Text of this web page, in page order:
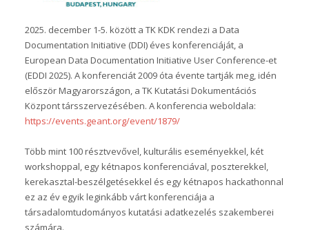
2025. december 1-5. között a TK KDK rendezi a Data
Documentation Initiative (DDI) éves konferenciáját, a
European Data Documentation Initiative User Conference-et
(EDDI 2025). A konferenciát 2009 óta évente tartják meg, idén
először Magyarországon, a TK Kutatási Dokumentációs
Központ társszervezésében. A konferencia weboldala:
https://events.geant.org/event/1879/
Több mint 100 résztvevővel, kulturális eseményekkel, két
workshoppal, egy kétnapos konferenciával, poszterekkel,
kerekasztal-beszélgetésekkel és egy kétnapos hackathonnal
ez az év egyik leginkább várt konferenciája a
társadalomtudományos kutatási adatkezelés szakemberei
számára.